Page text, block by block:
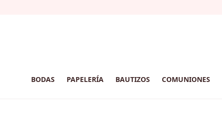
BODAS PAPELERÍA BAUTIZOS COMUNIONES